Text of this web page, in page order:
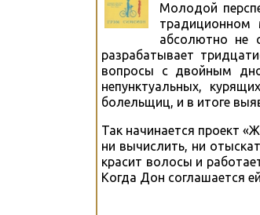
Молодой
традиционном
абсолютно не
разрабатывает
вопросы с двойным
непунктуальных,
болельщиц, и в итоге
Так начинается проект
ни вычислить, ни
красит волосы и
Когда Дон соглашается